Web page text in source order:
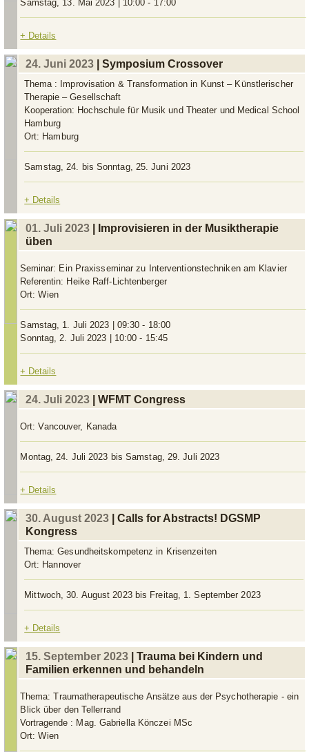
Samstag, 13. Mai 2023 | 10:00 - 17:00
+ Details
24. Juni 2023 | Symposium Crossover
Thema : Improvisation & Transformation in Kunst – Künstlerischer
Therapie – Gesellschaft
Kooperation: Hochschule für Musik und Theater und Medical School
Hamburg
Ort: Hamburg
Samstag, 24. bis Sonntag, 25. Juni 2023
+ Details
01. Juli 2023 | Improvisieren in der Musiktherapie
üben
Seminar: Ein Praxisseminar zu Interventionstechniken am Klavier
Referentin: Heike Raff-Lichtenberger
Ort:Wien
Samstag, 1. Juli 2023 | 09:30 - 18:00
Sonntag, 2. Juli 2023 | 10:00 - 15:45
+ Details
24. Juli 2023 | WFMT Congress
Ort:Vancouver, Kanada
Montag, 24. Juli 2023 bis Samstag, 29. Juli 2023
+ Details
30. August 2023 | Calls for Abstracts! DGSMP
Kongress
Thema:Gesundheitskompetenz in Krisenzeiten
Ort: Hannover
Mittwoch, 30. August 2023 bis Freitag, 1. September 2023
+ Details
15. September 2023 | Trauma bei Kindern und
Familien erkennen und behandeln
Thema:Traumatherapeutische Ansätze aus der Psychotherapie - ein
Blick über den Tellerrand
Vortragende : Mag. Gabriella Könczei MSc
Ort:Wien